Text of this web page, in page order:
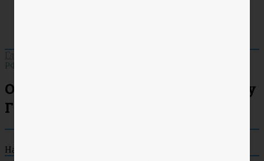
Главная
РФ
Очереди наследования по закону
ГК РФ
На чтение